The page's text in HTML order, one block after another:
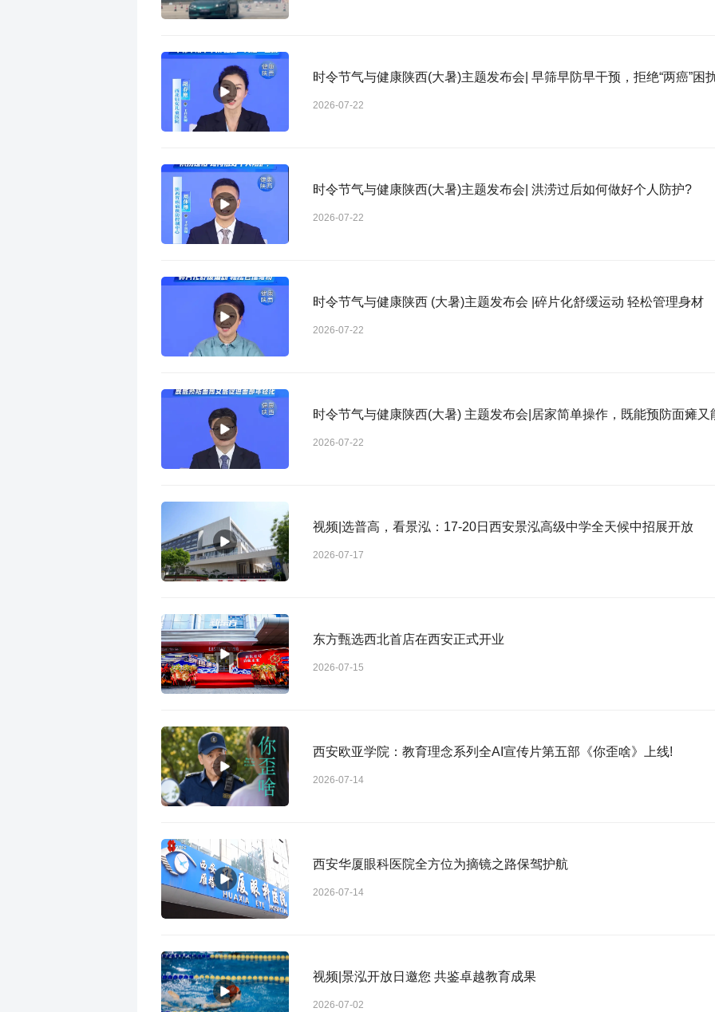
时令节气与健康陕西(大暑)主题发布会| 早筛早防早干预，拒绝“两癌”困
2026-07-22
时令节气与健康陕西(大暑)主题发布会| 洪涝过后如何做好个人防护?
2026-07-22
时令节气与健康陕西 (大暑)主题发布会 |碎片化舒缓运动 轻松管理身材
2026-07-22
时令节气与健康陕西(大暑) 主题发布会|居家简单操作，既能预防面瘫
2026-07-22
视频|选普高，看景泓：17-20日西安景泓高级中学全天候中招展开放
2026-07-17
东方甄选西北首店在西安正式开业
2026-07-15
西安欧亚学院：教育理念系列全AI宣传片第五部《你歪啥》上线!
2026-07-14
西安华厦眼科医院全方位为摘镜之路保驾护航
2026-07-14
视频|景泓开放日邀您 共鉴卓越教育成果
2026-07-02